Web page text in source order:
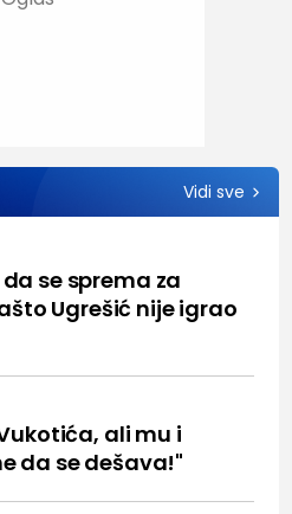
Vidi sve
se sprema za
Ugrešić nije igrao
ali mu i
da se dešava!"